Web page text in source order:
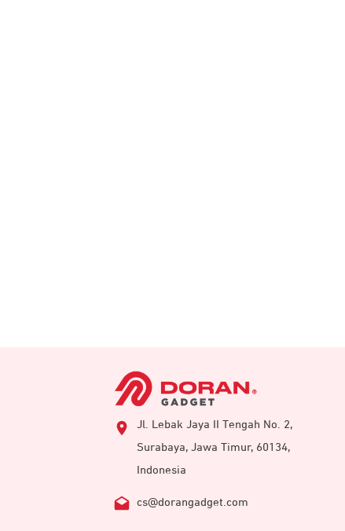
Jl. Lebak Jaya II Tengah No. 2,
Surabaya, Jawa Timur, 60134,
Indonesia
cs@dorangadget.com